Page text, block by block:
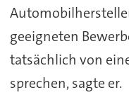
geeigneten
tatsächlich von
sprechen, sagte er.